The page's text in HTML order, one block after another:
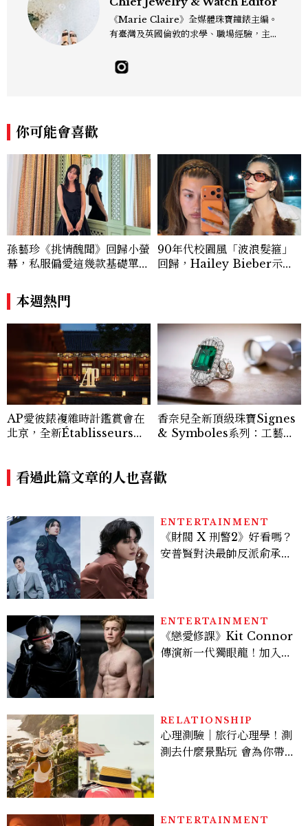
《Marie Claire》全媒體珠寶鐘錶主編。
有臺灣及英國倫敦的求學、職場經驗，主修
佳人》編輯工作內容，包括錶展等國際活動
你可能會喜歡
孫藝珍《挑情醜聞》回歸小螢
幕，私服偏愛這幾款基礎單
本！
90年代校園風「波浪髮箍」
回歸，Hailey Bieber示範
本週熱門
AP愛彼錶複雜時計鑑賞會在
北京，全新Établisseurs工
香奈兒全新頂級珠寶Signes
& Symboles系列：工藝解
看過此篇文章的人也喜歡
ENTERTAINMENT
《財閥 X 刑警2》好看嗎？
安普賢對決最帥反派俞承
多大？
ENTERTAINMENT
《戀愛修課》Kit Connor
傳演新一代獨眼龍！加入新
RELATIONSHIP
心理測驗｜旅行心理學！測
測去什麼景點玩 會為你帶來
ENTERTAINMENT